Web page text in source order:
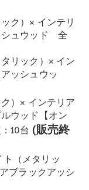
ク）× インテリ
シュウッド 全
リック）× イン
ッシュウッ
）× インテリア
ウッド【オン
10台 (販売終
ト（メタリッ
ブラックアッシ